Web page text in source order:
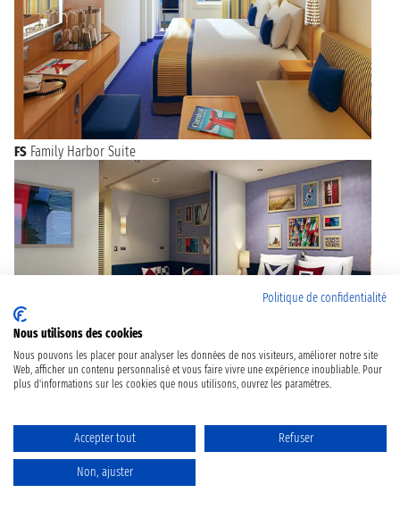
FS Family Harbor Suite
GS
Politique de confidentialité
Nous utilisons des cookies
Nous pouvons les placer pour analyser les données de nos visiteurs, améliorer notre site
Web, afficher un contenu personnalisé et vous faire vivre une expérience inoubliable. Pour
plus d'informations sur les cookies que nous utilisons, ouvrez les paramètres.
Accepter tout Refuser
Non, ajuster